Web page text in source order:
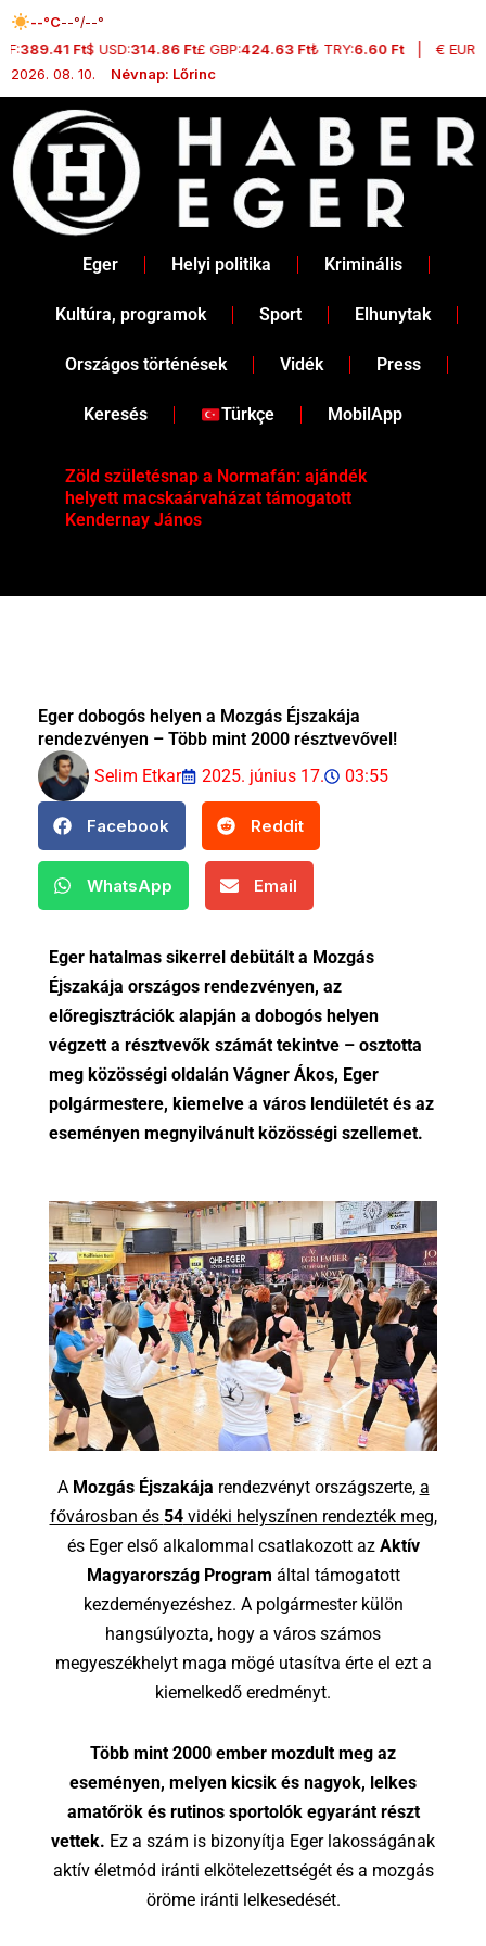
Skip
to
content
--°C--°/--°
389.41 Ft$ USD:314.86 Ft£ GBP:424.63 Ft₺ TRY:6.60 Ft| € EUR:
2026. 08. 10.
Névnap: Lőrinc
Eger Helyi politika Kriminális
Kultúra, programok Sport Elhunytak
Országos történések Vidék Press
Keresés Türkçe MobilApp
Zöld születésnap a Normafán: ajándék
helyett macskaárvaházat támogatott
Kendernay János
Eger dobogós helyen a Mozgás Éjszakája
rendezvényen – Több mint 2000 résztvevővel!
Selim Etkar
2025. június 17. 03:55
Facebook Reddit
WhatsApp Email
Eger hatalmas sikerrel debütált a Mozgás
Éjszakája országos rendezvényen, az
előregisztrációk alapján a dobogós helyen
végzett a résztvevők számát tekintve – osztotta
meg közösségi oldalán Vágner Ákos, Eger
polgármestere, kiemelve a város lendületét és az
eseményen megnyilvánult közösségi szellemet.
A Mozgás Éjszakája rendezvényt országszerte, a
fővárosban és 54vidéki helyszínen rendezték meg,
és Eger első alkalommal csatlakozott az Aktív
Magyarország Program által támogatott
kezdeményezéshez. A polgármester külön
hangsúlyozta, hogy a város számos
megyeszékhelyt maga mögé utasítva érte el ezt a
kiemelkedő eredményt.
Több mint 2000 ember mozdult meg az
eseményen, melyen kicsik és nagyok, lelkes
amatőrök és rutinos sportolók egyaránt részt
vettek. Ez a szám is bizonyítja Eger lakosságának
aktív életmód iránti elkötelezettségét és a mozgás
öröme iránti lelkesedését.